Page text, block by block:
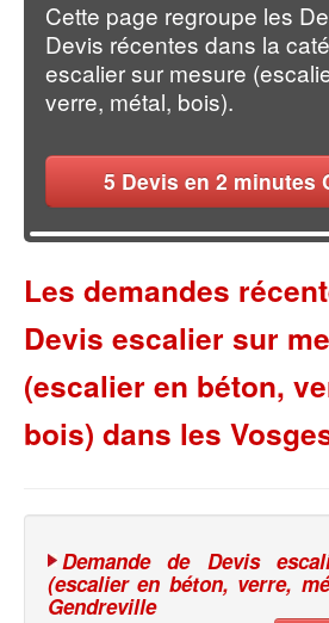
Cette page regroupe les
Devis récentes dans la
escalier sur mesure
verre, métal, bois).
5 Devis en 2 minutes
Les demandes
Devis escalier sur
(escalier en béton,
bois) dans les
Demande de Devis
(escalier en béton, verre,
Gendreville